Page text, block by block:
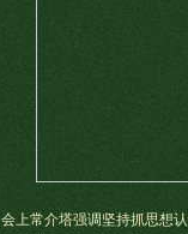
会上常介塔强调坚持抓思想